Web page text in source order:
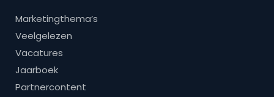
Marketingthema’s
Veelgelezen
Vacatures
Jaarboek
Partnercontent